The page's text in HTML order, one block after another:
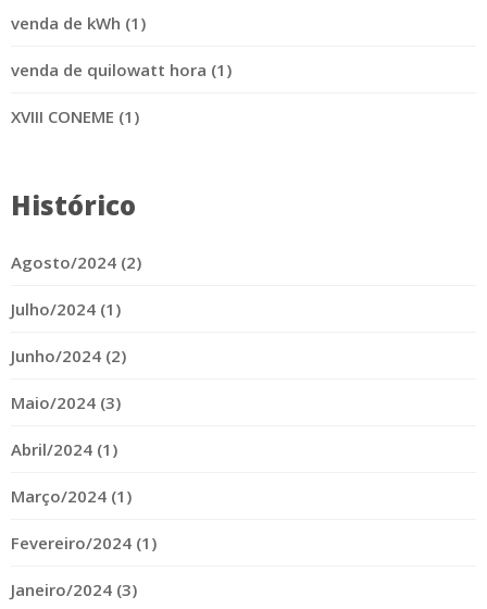
venda de kWh (1)
venda de quilowatt hora (1)
XVIII CONEME (1)
Histórico
Agosto/2024 (2)
Julho/2024 (1)
Junho/2024 (2)
Maio/2024 (3)
Abril/2024 (1)
Março/2024 (1)
Fevereiro/2024 (1)
Janeiro/2024 (3)